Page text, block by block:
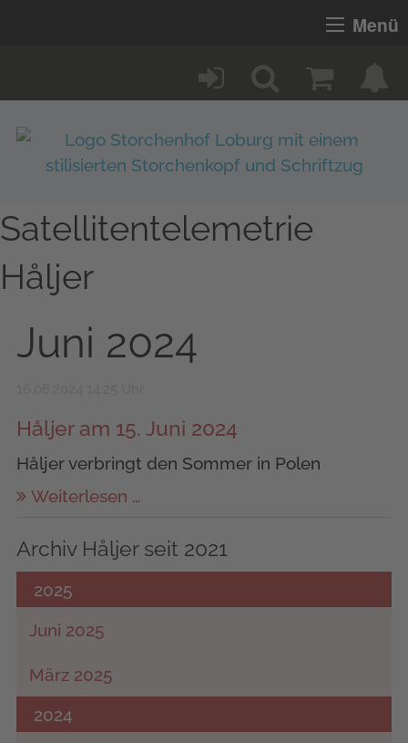
Menü
Satellitentelemetrie
Håljer
Juni 2024
Håljer am 15. Juni 2024
Håljer verbringt den Sommer in Polen
Weiterlesen …
Archiv Håljer seit 2021
2025
Juni 2025
März 2025
2024